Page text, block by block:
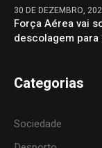
30 DE DEZEMBRO,
Força Aérea vai
descolagem para
Categorias
Sociedade